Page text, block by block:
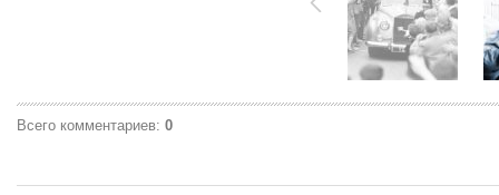
Всего комментариев: 0